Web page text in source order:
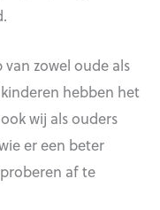
zowel oude als
hebben het
wij als ouders
er een beter
af te